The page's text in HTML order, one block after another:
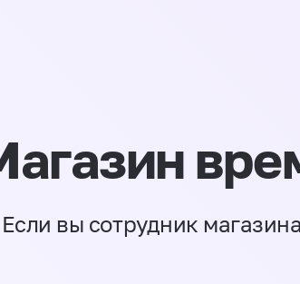
Если вы сотрудник